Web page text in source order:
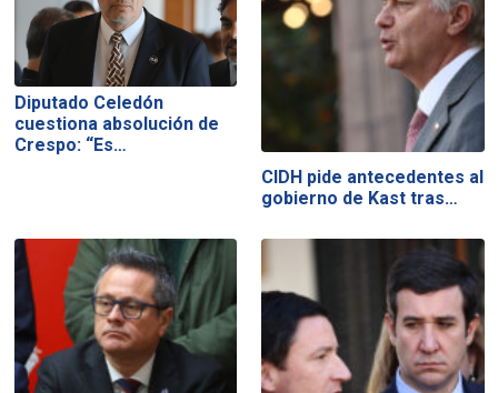
Diputado Celedón
cuestiona absolución de
Crespo: “Es…
CIDH pide antecedentes al
gobierno de Kast tras…